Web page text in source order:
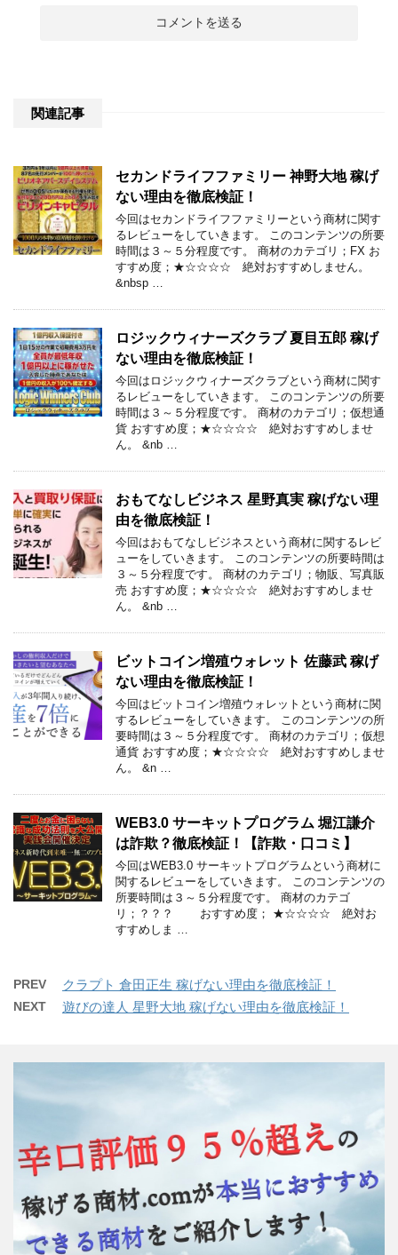
関連記事
セカンドライフファミリー 神野大地 稼げ
ない理由を徹底検証！
今回はセカンドライフファミリーという商材に関す
るレビューをしていきます。 このコンテンツの所要
時間は３～５分程度です。 商材のカテゴリ；FX お
すすめ度；★☆☆☆☆ 絶対おすすめしません。
&nbsp …
ロジックウィナーズクラブ 夏目五郎 稼げ
ない理由を徹底検証！
今回はロジックウィナーズクラブという商材に関す
るレビューをしていきます。 このコンテンツの所要
時間は３～５分程度です。 商材のカテゴリ；仮想通
貨 おすすめ度；★☆☆☆☆ 絶対おすすめしませ
ん。 &nb …
おもてなしビジネス 星野真実 稼げない理
由を徹底検証！
今回はおもてなしビジネスという商材に関するレビ
ューをしていきます。 このコンテンツの所要時間は
３～５分程度です。 商材のカテゴリ；物販、写真販
売 おすすめ度；★☆☆☆☆ 絶対おすすめしませ
ん。 &nb …
ビットコイン増殖ウォレット 佐藤武 稼げ
ない理由を徹底検証！
今回はビットコイン増殖ウォレットという商材に関
するレビューをしていきます。 このコンテンツの所
要時間は３～５分程度です。 商材のカテゴリ；仮想
通貨 おすすめ度；★☆☆☆☆ 絶対おすすめしませ
ん。 &n …
WEB3.0 サーキットプログラム 堀江謙介
は詐欺？徹底検証！【詐欺・口コミ】
今回はWEB3.0 サーキットプログラムという商材に
関するレビューをしていきます。 このコンテンツの
所要時間は３～５分程度です。 商材のカテゴ
リ；？？？ おすすめ度； ★☆☆☆☆ 絶対お
すすめしま …
PREV クラプト 倉田正生 稼げない理由を徹底検証！
NEXT 遊びの達人 星野大地 稼げない理由を徹底検証！